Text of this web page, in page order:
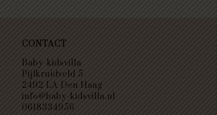
CONTACT
Baby-kidsvilla
Pijlkruidveld 5
2492 LA Den Haag
info@baby-kidsvilla.nl
0618334956